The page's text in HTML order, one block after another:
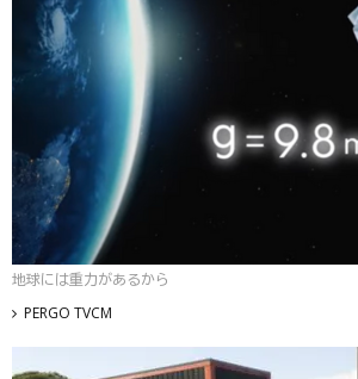
地球には重力があるから
PERGO TVCM